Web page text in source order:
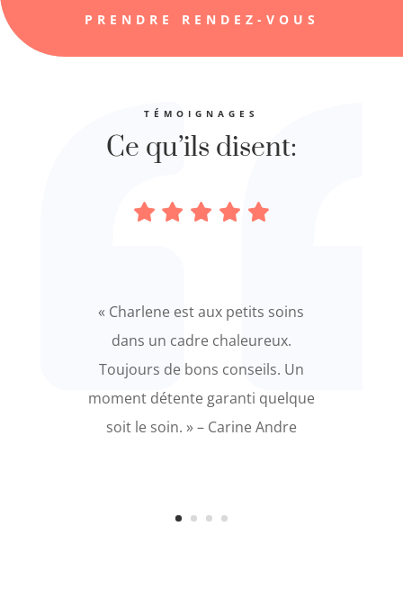
PRENDRE RENDEZ-VOUS
TÉMOIGNAGES
Ce qu’ils disent:
« Charlene est aux petits soins
dans un cadre chaleureux.
Toujours de bons conseils. Un
moment détente garanti quelque
soit le soin. » – Carine Andre